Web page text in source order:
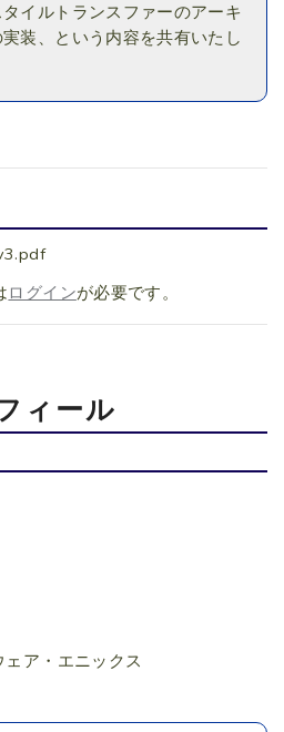
イルトランスファーのアーキ
装、という内容を共有いたし
ログインが必要です。
ィール
ア・エニックス